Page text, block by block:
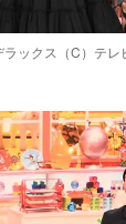
ックス（C）テレ